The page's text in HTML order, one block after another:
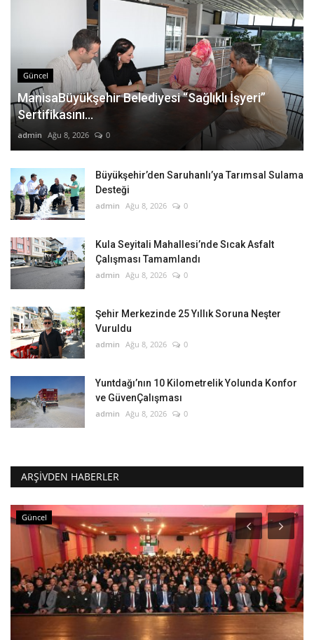
Güncel
ManisaBüyükşehir Belediyesi “Sağlıklı İşyeri”
Sertifikasını...
admin Ağu 8, 2026 0
Büyükşehir’den Saruhanlı’ya Tarımsal Sulama
Desteği
admin Ağu 8, 2026 0
Kula Seyitali Mahallesi’nde Sıcak Asfalt
Çalışması Tamamlandı
admin Ağu 8, 2026 0
Şehir Merkezinde 25 Yıllık Soruna Neşter
Vuruldu
admin Ağu 8, 2026 0
Yuntdağı’nın 10 Kilometrelik Yolunda Konfor
ve GüvenÇalışması
admin Ağu 8, 2026 0
ARŞIVDEN HABERLER
Güncel